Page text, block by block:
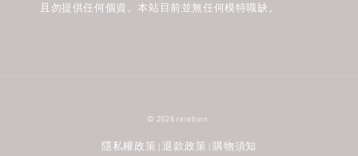
且勿提供任何個資。本站目前並無任何模特職缺。
© 2026 rereburn.
隱私權政策 退款政策 購物須知